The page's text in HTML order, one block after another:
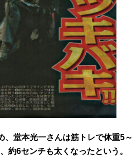
、堂本光一さんは筋トレで体重5～
約6センチも太くなったという。